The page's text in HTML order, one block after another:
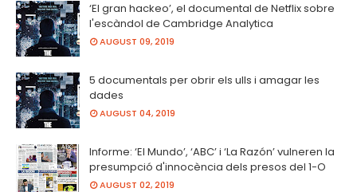
‘El gran hackeo’, el documental de Netflix sobre
l'escàndol de Cambridge Analytica
AUGUST 09, 2019
5 documentals per obrir els ulls i amagar les
dades
AUGUST 04, 2019
Informe: ‘El Mundo’, ‘ABC’ i ‘La Razón’ vulneren la
presumpció d'innocència dels presos del 1-O
AUGUST 02, 2019